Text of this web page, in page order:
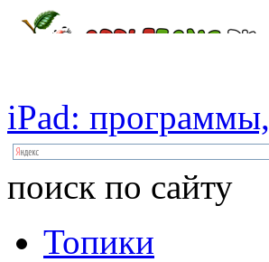
iPad: программы,
поиск по сайту
Топики